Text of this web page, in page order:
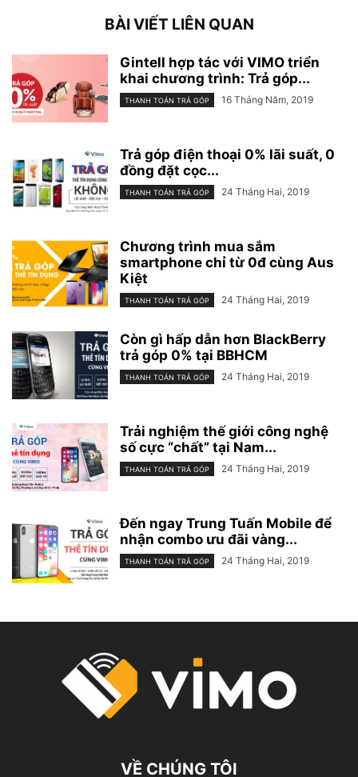
BÀI VIẾT LIÊN QUAN
Gintell hợp tác với VIMO triển
khai chương trình: Trả góp...
THANH TOÁN TRẢ GÓP 16 Tháng Năm, 2019
Trả góp điện thoại 0% lãi suất, 0
đồng đặt cọc...
THANH TOÁN TRẢ GÓP 24 Tháng Hai, 2019
Chương trình mua sắm
smartphone chỉ từ 0đ cùng Aus
Kiệt
THANH TOÁN TRẢ GÓP 24 Tháng Hai, 2019
Còn gì hấp dẫn hơn BlackBerry
trả góp 0% tại BBHCM
THANH TOÁN TRẢ GÓP 24 Tháng Hai, 2019
Trải nghiệm thế giới công nghệ
số cực “chất” tại Nam...
THANH TOÁN TRẢ GÓP 24 Tháng Hai, 2019
Đến ngay Trung Tuấn Mobile để
nhận combo ưu đãi vàng...
THANH TOÁN TRẢ GÓP 24 Tháng Hai, 2019
VỀ CHÚNG TÔI